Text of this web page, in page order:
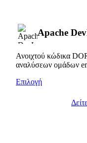
Apache
Ανοιχτού κώδικα
αναλύσεων ομάδων
Επιλογή